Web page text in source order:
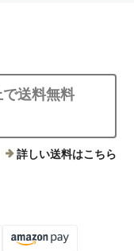
送料無料
詳しい送料はこちら